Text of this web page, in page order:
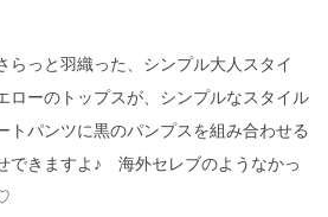
らっと羽織った、シンプル大人スタイ
ローのトップスが、シンプルなスタイル
パンツに黒のパンプスを組み合わせる
できますよ♪ 海外セレブのようなかっ